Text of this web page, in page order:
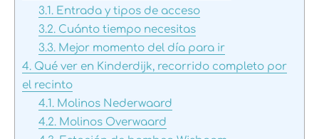
3.1.Entrada y tipos de acceso
3.2.Cuánto tiempo necesitas
3.3.Mejor momento del día para ir
4. Qué ver en Kinderdijk, recorrido completo por
el recinto
4.1.Molinos Nederwaard
4.2.Molinos Overwaard